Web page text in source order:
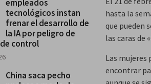
hasta la
que pueden
las caras de
Las
encontrar
empleados
tecnológicos instan
frenar el desarrollo de
la IA por peligro de
control
China saca pecho